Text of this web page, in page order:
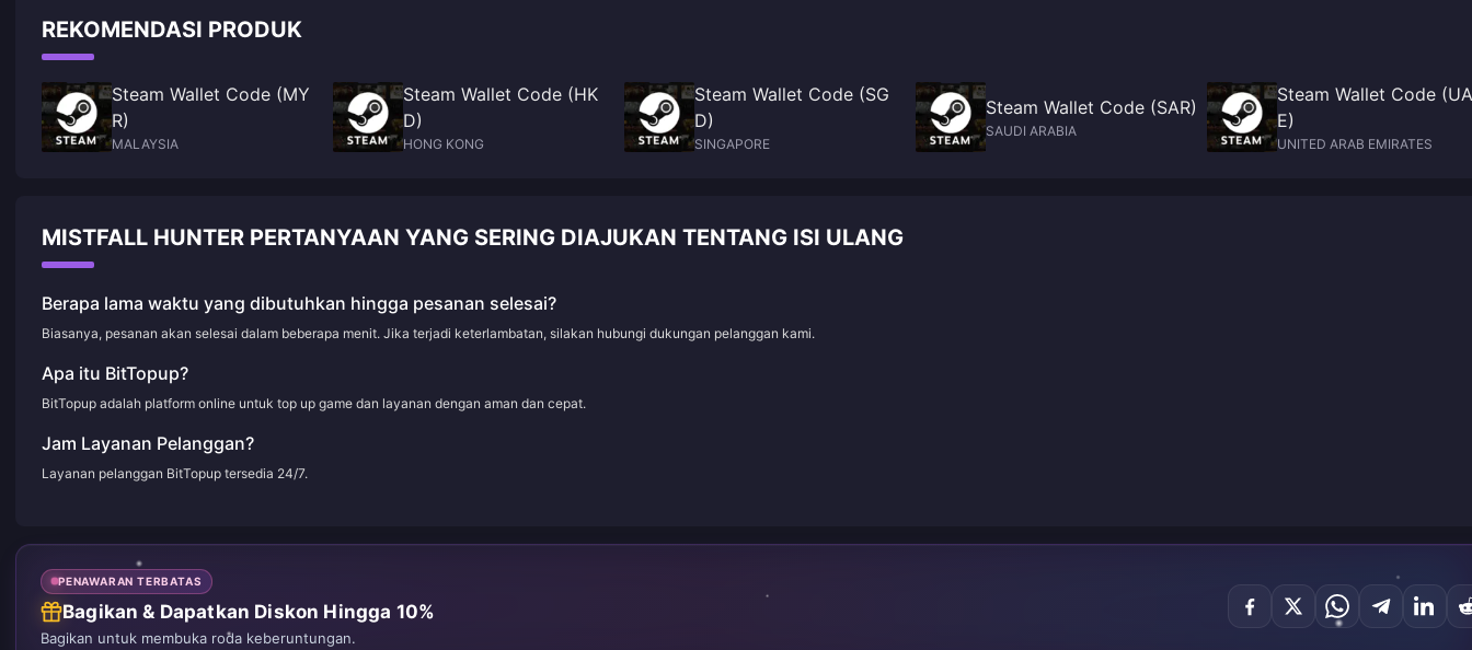
REKOMENDASI PRODUK
Steam Wallet Code (MY
R)
MALAYSIA
Steam Wallet Code (HK
D)
HONG KONG
Steam Wallet Code (SG
D)
SINGAPORE
Steam Wallet Code (SAR)
SAUDI ARABIA
Steam Wallet Code (UA
E)
UNITED ARAB EMIRATES
MISTFALL HUNTER PERTANYAAN YANG SERING DIAJUKAN TENTANG ISI ULANG
Berapa lama waktu yang dibutuhkan hingga pesanan selesai?
Biasanya, pesanan akan selesai dalam beberapa menit. Jika terjadi keterlambatan, silakan hubungi dukungan pelanggan kami.
Apa itu BitTopup?
BitTopup adalah platform online untuk top up game dan layanan dengan aman dan cepat.
Jam Layanan Pelanggan?
Layanan pelanggan BitTopup tersedia 24/7.
PENAWARAN TERBATAS
Bagikan & Dapatkan Diskon Hingga 10%
Bagikan untuk membuka roda keberuntungan.